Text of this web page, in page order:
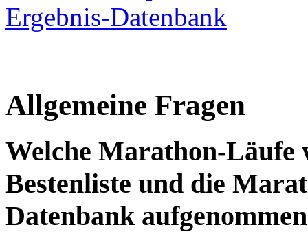
Ergebnis-Datenbank
Allgemeine Fragen
Welche Marathon-Läufe
Bestenliste und die
Datenbank